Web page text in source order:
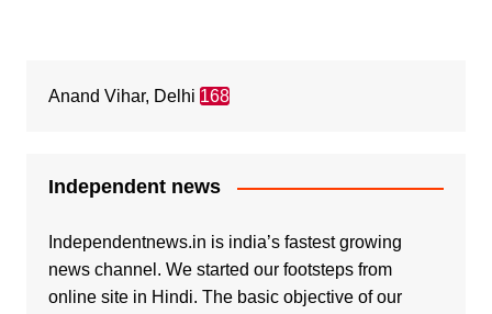
Anand Vihar, Delhi 168
Independent news
Independentnews.in is india’s fastest growing
news channel. We started our footsteps from
online site in Hindi. The basic objective of our